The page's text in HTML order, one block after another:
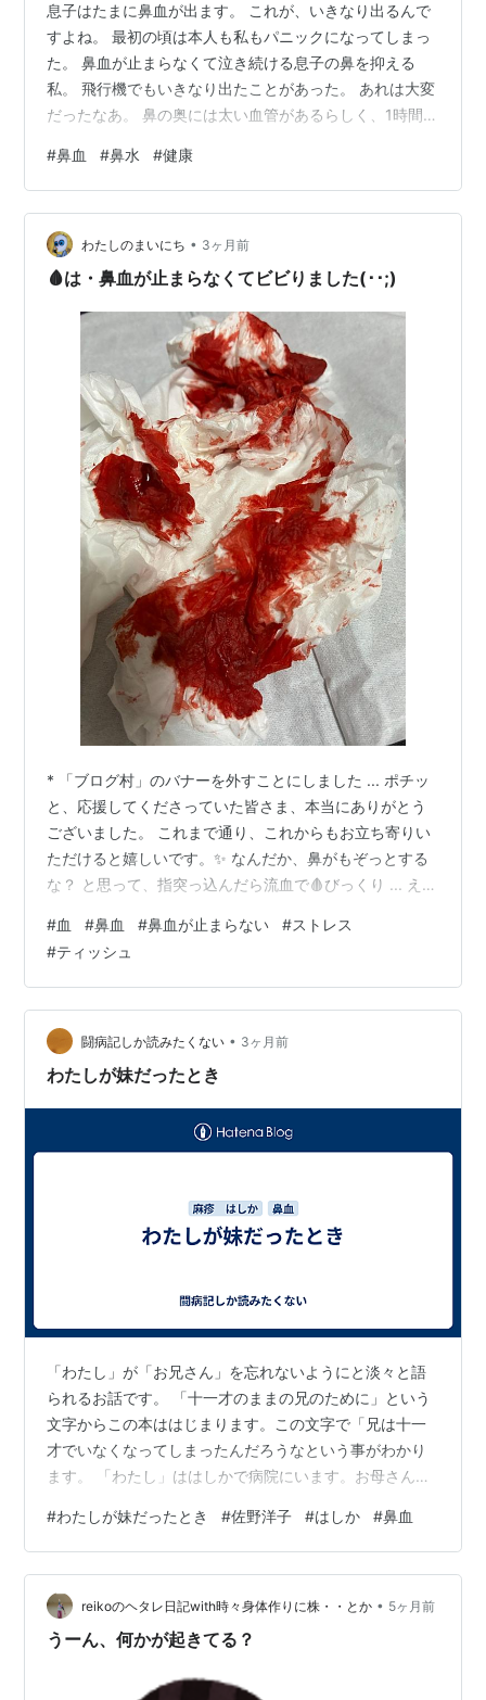
息子はたまに鼻血が出ます。 これが、いきなり出るんで
すよね。 最初の頃は本人も私もパニックになってしまっ
た。 鼻血が止まらなくて泣き続ける息子の鼻を抑える
私。 飛行機でもいきなり出たことがあった。 あれは大変
だったなあ。 鼻の奥には太い血管があるらしく、1時間止
とがある。 最近は少し慣れてきたようで、息子も自分で
対処できるようになった。 鼻血が止まるまでそれなりに
時間もかかるし、大変だろうなあ、と思う。 私は鼻血が
出たことがないので、どんな感じかは想像の域を出ませ
ん。 ちょっと血が出た、くらいはあるけど、ツツーっと
#鼻血 #鼻水 #健康
わたしのまいにち • 3ヶ月前
🩸は・鼻血が止まらなくてビビりました(･･;)
* 「ブログ村」のバナーを外すことにしました ... ポチッ
と、応援してくださっていた皆さま、本当にありがとう
ございました。 これまで通り、これからもお立ち寄りい
ただけると嬉しいです。✨ なんだか、鼻がもぞっとする
な？ と思って、指突っ込んだら流血で🩸びっくり ... え？
ので「わたし、どうしたの？」とプチ、パニックに陥り
ました... いやぁ〜、だって鼻血🩸なんて子どもの頃はよ
く出ていた記憶があるけど、大人になってからは記憶に
ありません... ただただ、びっくりして、怖い😱 ところ
で、子どもの頃って鼻血を止めるのに、目頭を押さえて
上を向く…
#血 #鼻血 #鼻血が止まらない #ストレス
#ティッシュ
闘病記しか読みたくない • 3ヶ月前
わたしが妹だったとき
「わたし」が「お兄さん」を忘れないようにと淡々と語
られるお話です。 「十一才のままの兄のために」という
文字からこの本ははじまります。この文字で「兄は十一
才でいなくなってしまったんだろうなという事がわかり
ます。 「わたし」ははしかで病院にいます。お母さんと
持ちが綴られます。 思い出の中で印象的だったシーンは
「きつねのえりまき」のシーンです。「わたし」がお母
さんの洋服やきつねのえりまきを身につけて遊んでいた
ときに兄は鼻血を出してワーワー泣いています。つられ
て「わたし」も大きな声で泣き始めてしまいます…そし
#わたしが妹だったとき #佐野洋子 #はしか #鼻血
reikoのヘタレ日記with時々身体作りに株・・とか • 5ヶ月前
うーん、何かが起きてる？